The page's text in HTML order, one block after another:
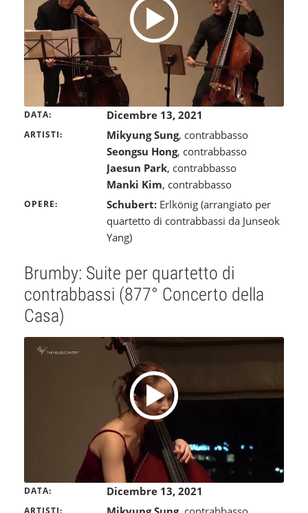
DATA Dicembre 13, 2021
ARTISTI Mikyung Sung, contrabbasso
Seongsu Hong, contrabbasso
Jaesun Park, contrabbasso
Manki Kim, contrabbasso
OPERE Schubert: Erlkönig (arrangiato per
quartetto di contrabbassi da Junseok
Yang)
Brumby: Suite per quartetto di
contrabbassi (877° Concerto della
Casa)
DATA Dicembre 13, 2021